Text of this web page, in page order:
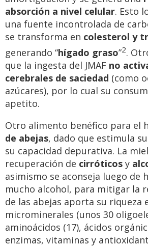
absorción a nivel celular. Esto
una fuente incontrolada de
se transforma en colesterol y
generando “hígado graso”2.
que la ingesta del JMAF no
cerebrales de saciedad (como
azúcares), por lo cual su
apetito.
Otro alimento benéfico para el
de abejas, dado que estimula
su capacidad depurativa. La
recuperación de cirróticos y
asimismo se aconseja luego de
mucho alcohol, para mitigar la
de las abejas aporta su riqueza
microminerales (unos 30
aminoácidos (17), ácidos
enzimas, vitaminas y